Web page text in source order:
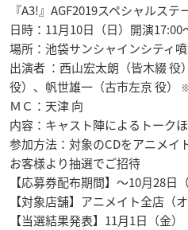
『A3!』AGF2019スペシャルステ
日時：11月10日（日）開演17:00
場所：池袋サンシャインシティ
出演者 ：西山宏太朗（皆木綴 役
役）、帆世雄一（古市左京 役）
ＭＣ：天津 向
内容：キャスト陣によるトーク
参加方法：対象のCDをアニメイ
お客様より抽選でご招待
【応募券配布期間】～10月28日（
【対象店舗】アニメイト全店（
【当選結果発表】11月1日（金）